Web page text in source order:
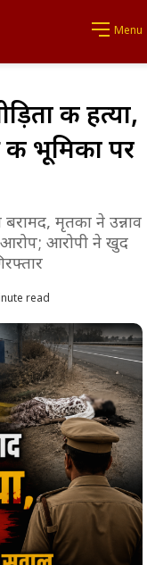
Menu
की हत्या,
भूमिका पर
मृतका ने उन्नाव
आरोपी ने खुद
read